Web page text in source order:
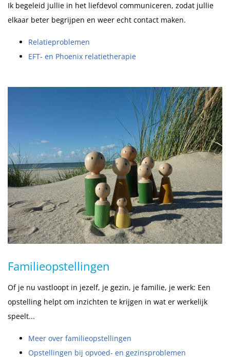
Ik begeleid jullie in het liefdevol communiceren, zodat jullie
elkaar beter begrijpen en weer echt contact maken.
Relatieproblemen
EFT- en Phoenix relatietherapie
Familieopstellingen
Of je nu vastloopt in jezelf, je gezin, je familie, je werk: Een
opstelling helpt om inzichten te krijgen in wat er werkelijk
speelt...
Meer over familieopstellingen
Opstellingen bij opvoed- en gezinsproblemen